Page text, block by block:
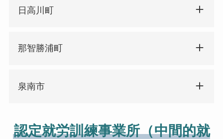
日高川町
那智勝浦町
泉南市
認定就労訓練事業所（中間的就